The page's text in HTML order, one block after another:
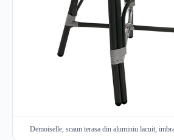
Demoiselle, scaun terasa din aluminiu lacuit,